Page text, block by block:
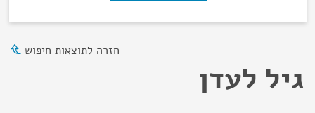
חזרה לתוצאות חיפוש
גיל לעדן